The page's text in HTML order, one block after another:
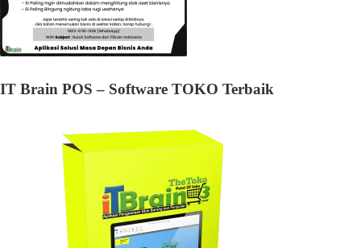
IT Brain POS – Software TOKO Terbaik